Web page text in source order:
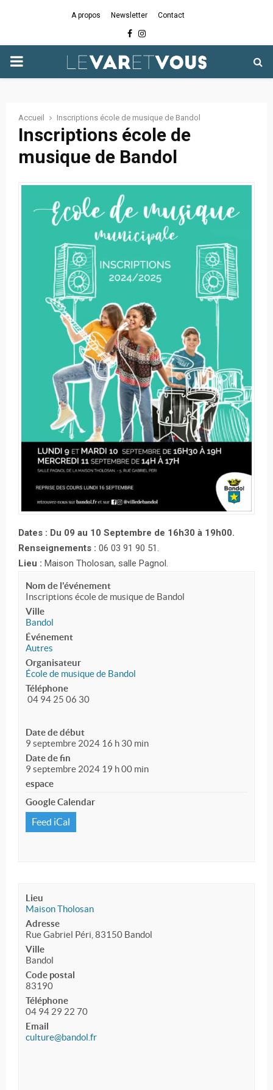
A propos Newsletter Contact
Facebook
Instagram
PRIMARY
Accueil Inscriptions école de musique de Bandol
Inscriptions école de
musique de Bandol
Dates : Du 09 au 10 Septembre de 16h30 à 19h00.
Renseignements : 06 03 91 90 51.
Lieu : Maison Tholosan, salle Pagnol.
Nom de l'événement
Inscriptions école de musique de Bandol
Ville
Bandol
Événement
Autres
Organisateur
École de musique de Bandol
Téléphone
04 94 25 06 30
Date de début
9 septembre 2024 16 h 30 min
Date de fin
9 septembre 2024 19 h 00 min
espace
Google Calendar
Feed iCal
Lieu
Maison Tholosan
Adresse
Rue Gabriel Péri, 83150 Bandol
Ville
Bandol
Code postal
83190
Téléphone
04 94 29 22 70
Email
culture@bandol.fr